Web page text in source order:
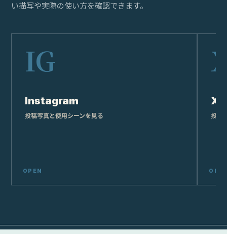
い描写や実際の使い方を確認できます。
Instagram
投稿写真と使用シーンを見る
X
投稿